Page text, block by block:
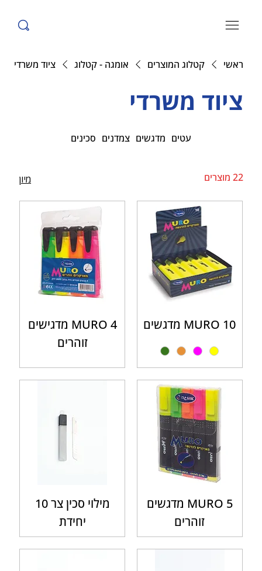
ראשי קטלוג המוצרים אומגה - קטלוג ציוד משרדי
ציוד משרדי
עטים מדגשים צמדנים סכינים
22 מוצרים מיון
MURO 10 מדגשים
MURO 4 מדגישים
זוהרים
MURO 5 מדגשים
זוהרים
מילוי סכין צר 10
יחידת